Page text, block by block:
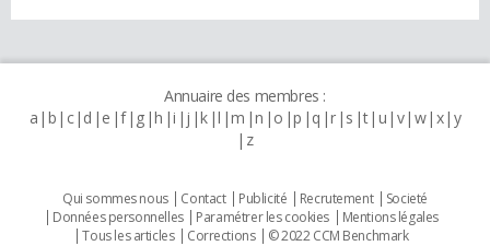
Annuaire des membres :
a b c d e f g h i j k l m n o p q r s t u v w x y
z
Qui sommes nous Contact Publicité Recrutement
Societé
Données personnelles
Paramétrer les cookies
Mentions légales
Tous les articles
Corrections © 2022 CCM Benchmark